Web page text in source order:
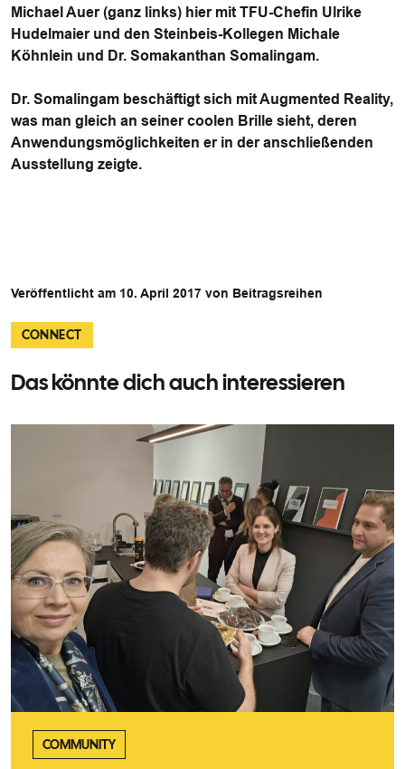
Michael Auer (ganz links) hier mit TFU-Chefin Ulrike
Hudelmaier und den Steinbeis-Kollegen Michale
Köhnlein und Dr. Somakanthan Somalingam.
Dr. Somalingam beschäftigt sich mit Augmented Reality,
was man gleich an seiner coolen Brille sieht, deren
Anwendungsmöglichkeiten er in der anschließenden
Ausstellung zeigte.
Veröffentlicht am 10. April 2017 von Beitragsreihen
CONNECT
Das könnte dich auch interessieren
COMMUNITY